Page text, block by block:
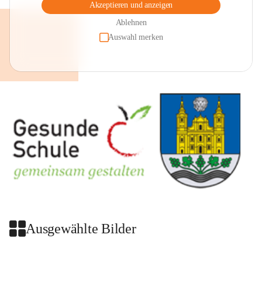
Akzeptieren und anzeigen
Ablehnen
Auswahl merken
Ausgewählte Bilder